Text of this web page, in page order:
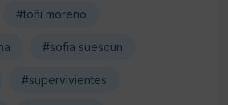
#toñi moreno
#sofia suescun
#supervivientes